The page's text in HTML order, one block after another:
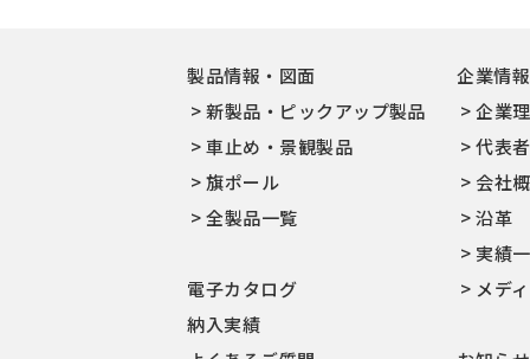
製品情報・図面
新製品・ピックアップ製品
車止め・景観製品
旗ポール
全製品一覧
電子カタログ
納入実績
企業情報
企業
代表
会社
沿革
実績
メデ